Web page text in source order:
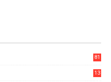
81
13